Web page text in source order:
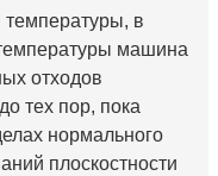
в
машина
отходов
тех пор, пока
нормального
плоскостности